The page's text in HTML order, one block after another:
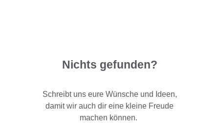
Nichts gefunden?
Schreibt uns eure Wünsche und Ideen,
damit wir auch dir eine kleine Freude
machen können.